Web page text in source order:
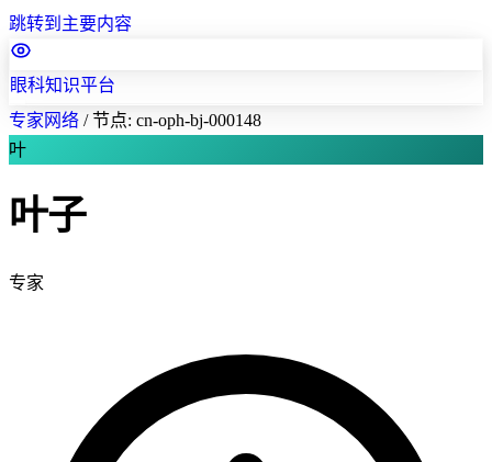
跳转到主要内容
眼科知识平台
专家网络 / 节点: cn-oph-bj-000148
叶
叶子
专家